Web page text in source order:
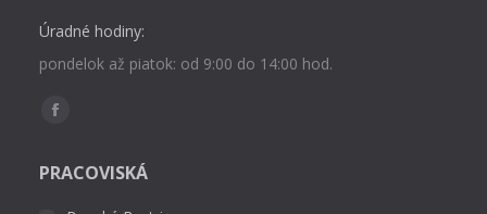
Úradné hodiny:
pondelok až piatok: od 9:00 do 14:00 hod.
Find us on:
Facebook
opens
PRACOVISKÁ